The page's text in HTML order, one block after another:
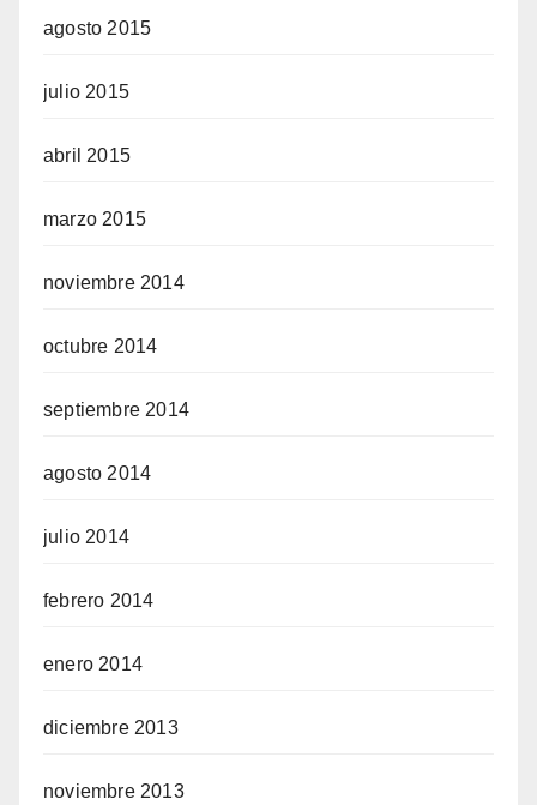
agosto 2015
julio 2015
abril 2015
marzo 2015
noviembre 2014
octubre 2014
septiembre 2014
agosto 2014
julio 2014
febrero 2014
enero 2014
diciembre 2013
noviembre 2013